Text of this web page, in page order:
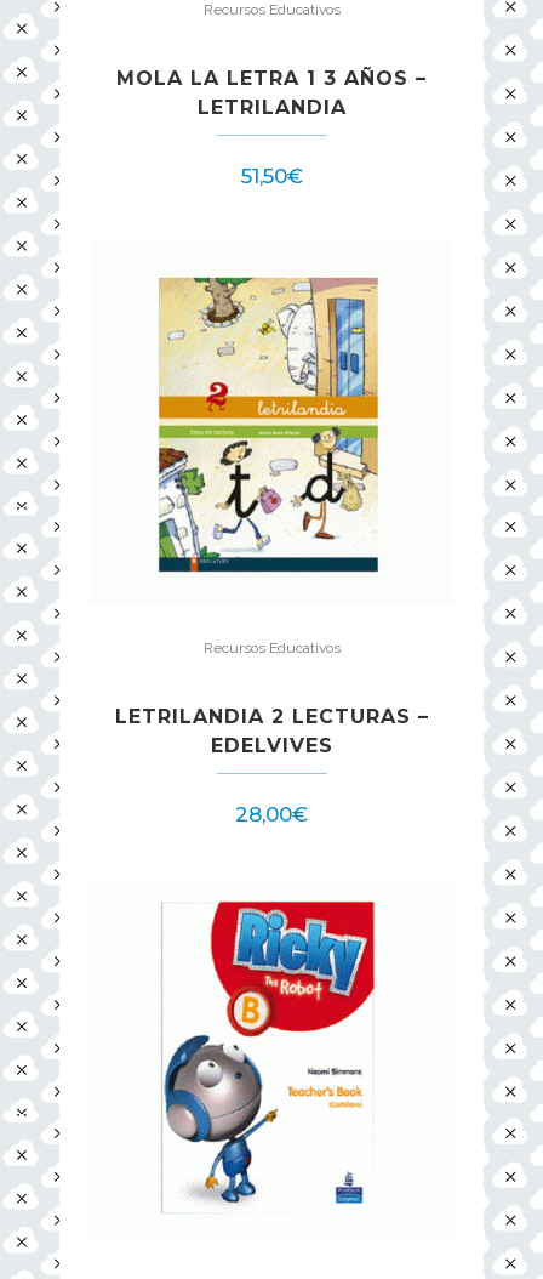
Recursos Educativos
MOLA LA LETRA 1 3 AÑOS –
LETRILANDIA
51,50€
Recursos Educativos
LETRILANDIA 2 LECTURAS –
EDELVIVES
28,00€